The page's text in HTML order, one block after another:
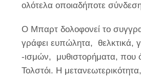
ολότελα οποιαδήποτε
Ο Μπαρτ δολοφονεί το
γράφει ευπώλητα, θελκτικά,
-ισμών, μυθιστορήματα, που
Τολστόι. Η